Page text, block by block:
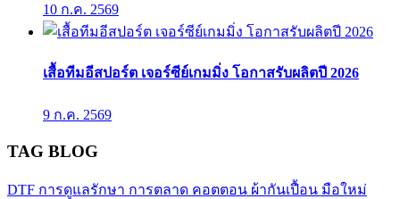
10 ก.ค. 2569
เสื้อทีมอีสปอร์ต เจอร์ซีย์เกมมิ่ง โอกาสรับผลิตปี 2026
9 ก.ค. 2569
TAG BLOG
DTF การดูแลรักษา การตลาด คอตตอน ผ้ากันเปื้อน มือใหม่